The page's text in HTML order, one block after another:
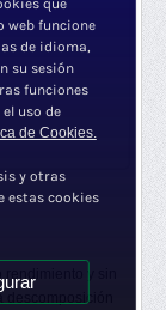
y sin
web funcione
de idioma,
su sesión
funciones
uso de
de Cookies.
y otras
estas cookies